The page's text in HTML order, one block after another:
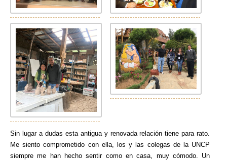
Sin lugar a dudas esta antigua y renovada relación tiene para rato.
Me siento comprometido con ella, los y las colegas de la UNCP
siempre me han hecho sentir como en casa, muy cómodo. Un